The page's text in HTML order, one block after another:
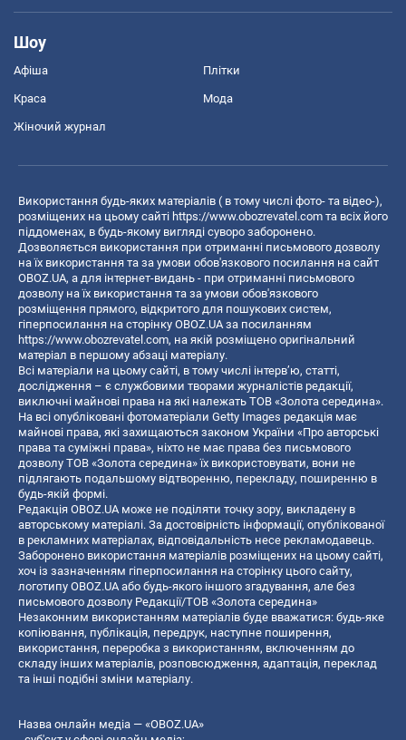
Шоу
Афіша Плітки
Краса Мода
Жіночий журнал
Використання будь-яких матеріалів ( в тому числі фото- та відео-),
розміщених на цьому сайті https://www.obozrevatel.com та всіх його
піддоменах, в будь-якому вигляді суворо заборонено.
Дозволяється використання при отриманні письмового дозволу
на їх використання та за умови обов'язкового посилання на сайт
OBOZ.UA, а для інтернет-видань - при отриманні письмового
дозволу на їх використання та за умови обов'язкового
розміщення прямого, відкритого для пошукових систем,
гіперпосилання на сторінку OBOZ.UA за посиланням
https://www.obozrevatel.com, на якій розміщено оригінальний
матеріал в першому абзаці матеріалу.
Всі матеріали на цьому сайті, в тому числі інтерв’ю, статті,
дослідження – є службовими творами журналістів редакції,
виключні майнові права на які належать ТОВ «Золота середина».
На всі опубліковані фотоматеріали Getty Images редакція має
майнові права, які захищаються законом України «Про авторські
права та суміжні права», ніхто не має права без письмового
дозволу ТОВ «Золота середина» їх використовувати, вони не
підлягають подальшому відтворенню, перекладу, поширенню в
будь-якій формі.
Редакція OBOZ.UA може не поділяти точку зору, викладену в
авторському матеріалі. За достовірність інформації, опублікованої
в рекламних матеріалах, відповідальність несе рекламодавець.
Заборонено використання матеріалів розміщених на цьому сайті,
хоч із зазначенням гіперпосилання на сторінку цього сайту,
логотипу OBOZ.UA або будь-якого іншого згадування, але без
письмового дозволу Редакції/ТОВ «Золота середина»
Незаконним використанням матеріалів буде вважатися: будь-яке
копiювання, публiкацiя, передрук, наступне поширення,
використання, переробка з використанням, включенням до
складу інших матеріалів, розповсюдження, адаптація, переклад
та інші подібні зміни матеріалу.
Назва онлайн медіа — «OBOZ.UA»